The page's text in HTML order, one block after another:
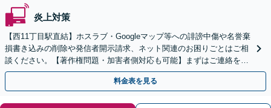
炎上対策
【西11丁目駅直結】ホスラブ・Googleマップ等への誹謗中傷や名誉棄
損書き込みの削除や発信者開示請求、ネット関連のお困りごとはご相
談ください。【著作権問題・加害者側対応も可能】まずはご連絡を
【土日祝・夜間相談対応可】
料金表を見る